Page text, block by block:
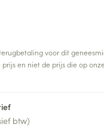
voor dit
en niet de prijs die op
btw)